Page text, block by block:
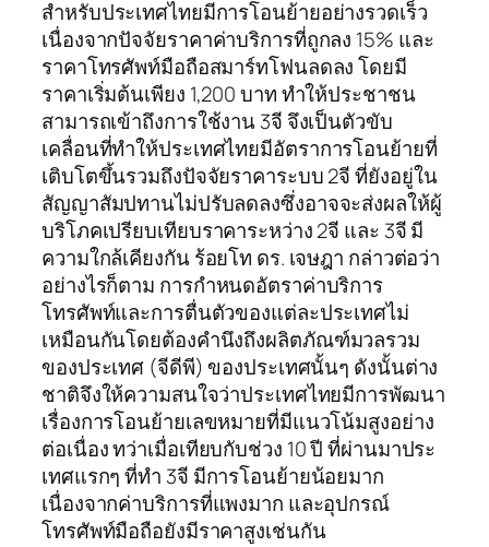
สำหรับประเทศไทยมีการโอนย้ายอย่างรวดเร็ว
เนื่องจากปัจจัยราคาค่าบริการที่ถูกลง 15% และ
ราคาโทรศัพท์มือถือสมาร์ทโฟนลดลง โดยมี
ราคาเริ่มต้นเพียง 1,200 บาท ทำให้ประชาชน
สามารถเข้าถึงการใช้งาน 3จี จึงเป็นตัวขับ
เคลื่อนที่ทำให้ประเทศไทยมีอัตราการโอนย้ายที่
เติบโตขึ้นรวมถึงปัจจัยราคาระบบ 2จี ที่ยังอยู่ใน
สัญญาสัมปทานไม่ปรับลดลงซึ่งอาจจะส่งผลให้ผู้
บริโภคเปรียบเทียบราคาระหว่าง 2จี และ 3จี มี
ความใกล้เคียงกัน ร้อยโท ดร. เจษฎา กล่าวต่อว่า
อย่างไรก็ตาม การกำหนดอัตราค่าบริการ
โทรศัพท์และการตื่นตัวของแต่ละประเทศไม่
เหมือนกันโดยต้องคำนึงถึงผลิตภัณฑ์มวลรวม
ของประเทศ (จีดีพี) ของประเทศนั้นๆ ดังนั้นต่าง
ชาติจึงให้ความสนใจว่าประเทศไทยมีการพัฒนา
เรื่องการโอนย้ายเลขหมายที่มีแนวโน้มสูงอย่าง
ต่อเนื่อง ทว่าเมื่อเทียบกับช่วง 10 ปี ที่ผ่านมาประ
เทศแรกๆ ที่ทำ 3จี มีการโอนย้ายน้อยมาก
เนื่องจากค่าบริการที่แพงมาก และอุปกรณ์
โทรศัพท์มือถือยังมีราคาสูงเช่นกัน